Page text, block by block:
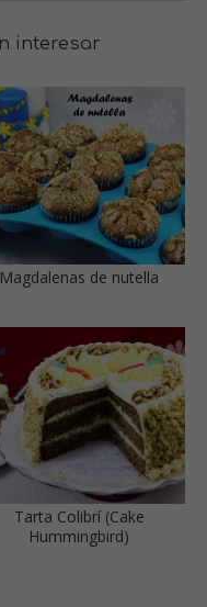
interesar
Magdalenas de nutella
Tarta Colibrí (Cake
Hummingbird)